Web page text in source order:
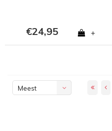
€24,95 +
Meest